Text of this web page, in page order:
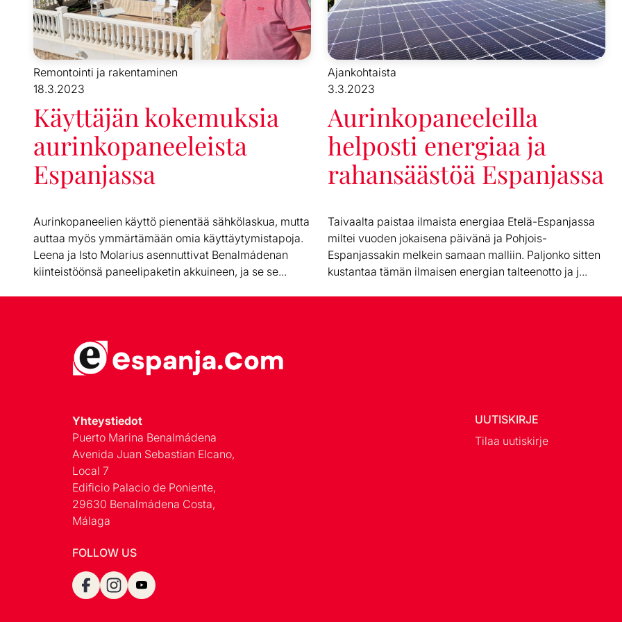
Remontointi ja rakentaminen
18.3.2023
Käyttäjän kokemuksia
aurinkopaneeleista
Espanjassa
Aurinkopaneelien käyttö pienentää sähkölaskua, mutta
auttaa myös ymmärtämään omia käyttäytymistapoja.
Leena ja Isto Molarius asennuttivat Benalmádenan
kiinteistöönsä paneelipaketin akkuineen, ja se se...
Ajankohtaista
3.3.2023
Aurinkopaneeleilla
helposti energiaa ja
rahansäästöä Espanjassa
Taivaalta paistaa ilmaista energiaa Etelä-Espanjassa
miltei vuoden jokaisena päivänä ja Pohjois-
Espanjassakin melkein samaan malliin. Paljonko sitten
kustantaa tämän ilmaisen energian talteenotto ja j...
Yhteystiedot
Puerto Marina Benalmádena
Avenida Juan Sebastian Elcano,
Local 7
Edificio Palacio de Poniente,
29630 Benalmádena Costa,
Málaga
FOLLOW US
UUTISKIRJE
Tilaa uutiskirje